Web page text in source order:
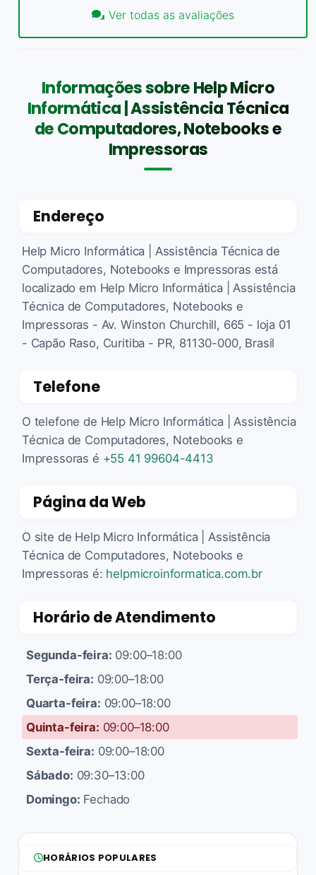
Ver todas as avaliações
Informações sobre Help Micro
Informática | Assistência Técnica
de Computadores, Notebooks e
Impressoras
Endereço
Help Micro Informática | Assistência Técnica de
Computadores, Notebooks e Impressoras está
localizado em Help Micro Informática | Assistência
Técnica de Computadores, Notebooks e
Impressoras - Av. Winston Churchill, 665 - loja 01
- Capão Raso, Curitiba - PR, 81130-000, Brasil
Telefone
O telefone de Help Micro Informática | Assistência
Técnica de Computadores, Notebooks e
Impressoras é +55 41 99604-4413
Página da Web
O site de Help Micro Informática | Assistência
Técnica de Computadores, Notebooks e
Impressoras é: helpmicroinformatica.com.br
Horário de Atendimento
Segunda-feira: 09:00–18:00
Terça-feira: 09:00–18:00
Quarta-feira: 09:00–18:00
Quinta-feira: 09:00–18:00
Sexta-feira: 09:00–18:00
Sábado: 09:30–13:00
Domingo: Fechado
HORÁRIOS POPULARES